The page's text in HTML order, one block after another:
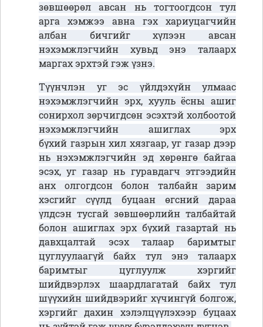
зөвшөөрөл авсан нь тогтоогдсон тул
арга хэмжээ авна гэх хариуцагчийн
албан бичгийг хүлээн авсан
нэхэмжлэгчийн хувьд энэ талаарх
маргах эрхтэй гэж үзнэ.
Түүнчлэн уг эс үйлдэхүйн улмаас
нэхэмжлэгчийн эрх, хууль ёсны ашиг
сонирхол зөрчигдсөн эсэхтэй холбоотой
нэхэмжлэгчийн ашиглах эрх
бүхий газрын хил хязгаар, уг газар дээр
нь нэхэмжлэгчийн эд хөрөнгө байгаа
эсэх, уг газар нь гуравдагч этгээдийн
анх олгогдсон болон талбайн зарим
хэсгийг сүүлд буцаан өгсний дараа
үлдсэн тусгай зөвшөөрлийн талбайтай
болон ашиглах эрх бүхий газартай нь
давхцалтай эсэх талаар баримтыг
цуглуулаагүй байх тул энэ талаарх
баримтыг цуглуулж хэргийг
шийдвэрлэх шаардлагатай байх тул
шүүхийн шийдвэрийг хүчингүй болгож,
хэргийг дахин хэлэлцүүлэхээр буцаах